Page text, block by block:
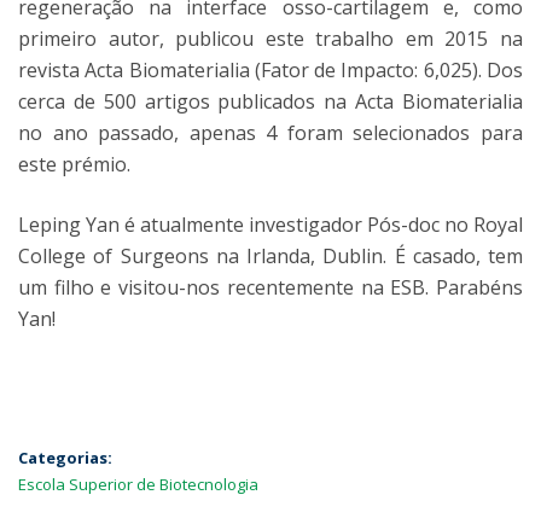
regeneração na interface osso-cartilagem e, como
primeiro autor, publicou este trabalho em 2015 na
revista Acta Biomaterialia (Fator de Impacto: 6,025). Dos
cerca de 500 artigos publicados na Acta Biomaterialia
no ano passado, apenas 4 foram selecionados para
este prémio.
Leping Yan é atualmente investigador Pós-doc no Royal
College of Surgeons na Irlanda, Dublin. É casado, tem
um filho e visitou-nos recentemente na ESB. Parabéns
Yan!
Categorias:
Escola Superior de Biotecnologia